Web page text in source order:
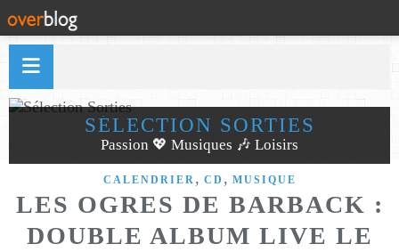
SÉLECTION SORTIES
Passion 💖 Musiques 🎶 Loisirs
CALENDRIER , CD , MUSIQUE
LES OGRES DE BARBACK :
DOUBLE ALBUM LIVE LE